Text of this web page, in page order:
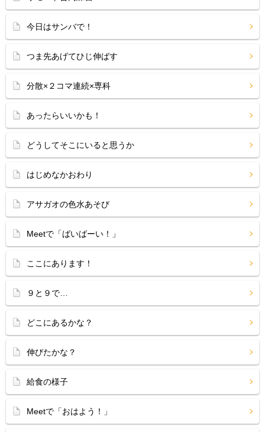
今日はサンバで！
つま先あげてひじ伸ばす
分散×２コマ連続×専科
あったらいいかも！
どうしてそこにいると思うか
はじめなかおわり
アサガオの色水あそび
Meetで「ばいばーい！」
ここにあります！
９と９で…
どこにあるかな？
伸びたかな？
給食の様子
Meetで「おはよう！」